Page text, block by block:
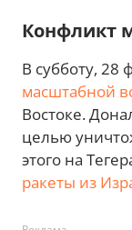
Конфликт
В субботу, 28
масштабной
Востоке.
целью
этого на
ракеты из